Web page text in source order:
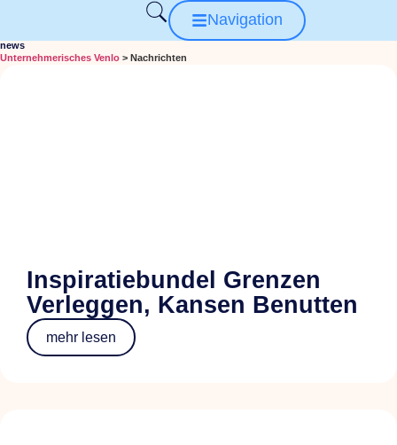
Navigation
news
Unternehmerisches Venlo > Nachrichten
Inspiratiebundel Grenzen
Verleggen, Kansen Benutten
mehr lesen